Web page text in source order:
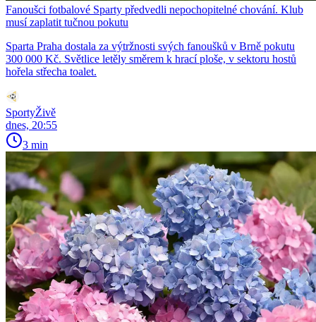
Fanoušci fotbalové Sparty předvedli nepochopitelné chování. Klub
musí zaplatit tučnou pokutu
Sparta Praha dostala za výtržnosti svých fanoušků v Brně pokutu
300 000 Kč. Světlice letěly směrem k hrací ploše, v sektoru hostů
hořela střecha toalet.
SportyŽivě
dnes, 20:55
3 min